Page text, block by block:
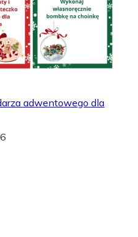
adwentowego dla